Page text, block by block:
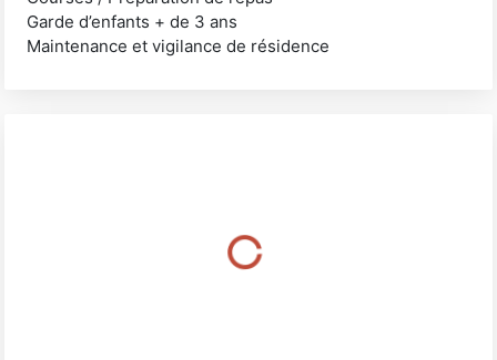
Garde d’enfants + de 3 ans
Maintenance et vigilance de résidence